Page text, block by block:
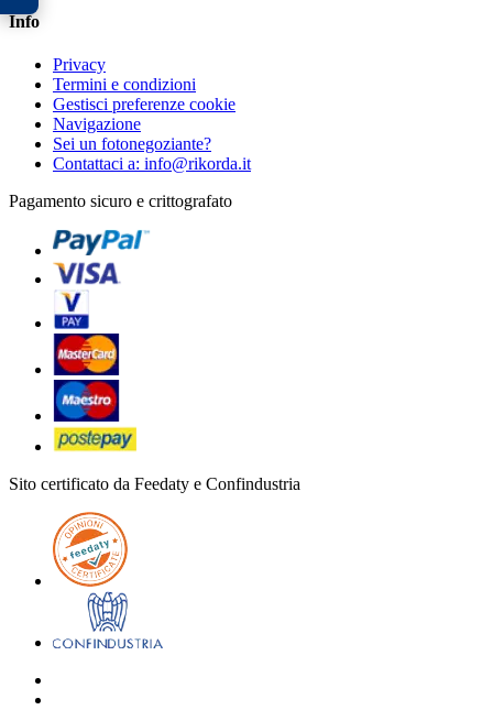
Info
Privacy
Termini e condizioni
Gestisci preferenze cookie
Navigazione
Sei un fotonegoziante?
Contattaci a: info@rikorda.it
Pagamento sicuro e crittografato
Sito certificato da Feedaty e Confindustria